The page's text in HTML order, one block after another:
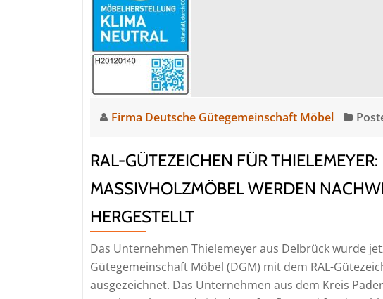
Firma Deutsche Gütegemeinschaft Möbel
RAL-GÜTEZEICHEN FÜR THIELEMEYER:
MASSIVHOLZMÖBEL WERDEN
HERGESTELLT
Das Unternehmen Thielemeyer aus Delbrück wurde
Gütegemeinschaft Möbel (DGM) mit dem RAL-
ausgezeichnet. Das Unternehmen aus dem Kreis